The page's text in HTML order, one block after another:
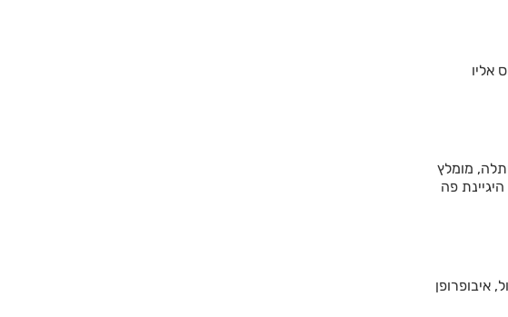
אליו
מומלץ
פה
איבופרופן